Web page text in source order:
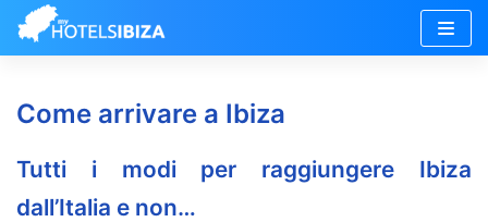
Vai
contenuto
Come arrivare a Ibiza
Tutti i modi per raggiungere Ibiza
dall’Italia e non…